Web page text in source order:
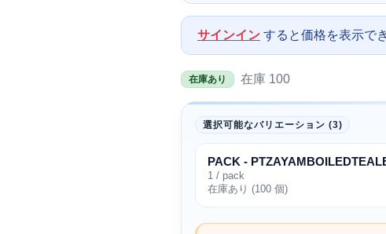
サインインすると価格を表示で
在庫あり 在庫 100
選択可能なバリエーション (3)
PACK -
1 / pack
在庫あり (100 個)